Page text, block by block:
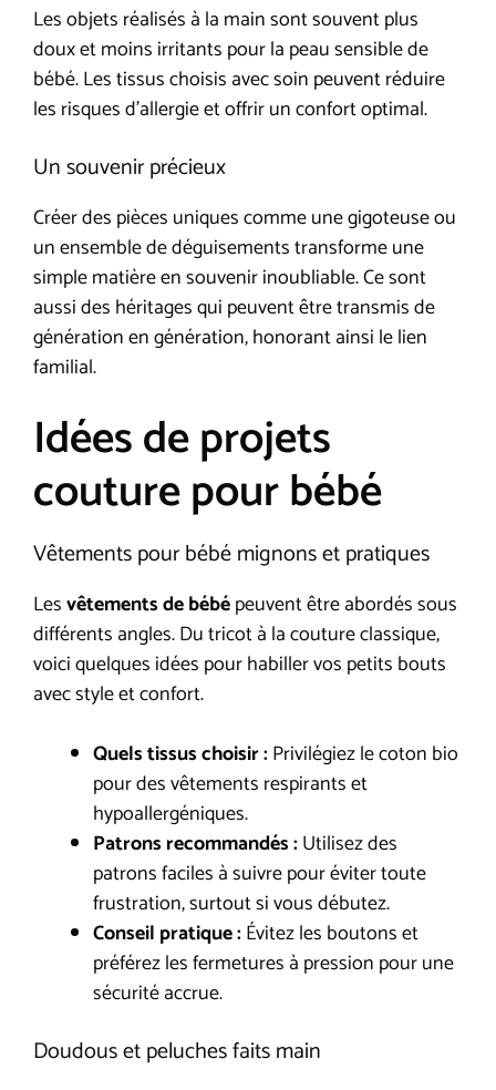
Les objets réalisés à la main sont souvent plus
doux et moins irritants pour la peau sensible de
bébé. Les tissus choisis avec soin peuvent réduire
les risques d’allergie et offrir un confort optimal.
Un souvenir précieux
Créer des pièces uniques comme une gigoteuse ou
un ensemble de déguisements transforme une
simple matière en souvenir inoubliable. Ce sont
aussi des héritages qui peuvent être transmis de
génération en génération, honorant ainsi le lien
familial.
Idées de projets
couture pour bébé
Vêtements pour bébé mignons et pratiques
Lesvêtements de bébépeuvent être abordés sous
différents angles. Du tricot à la couture classique,
voici quelques idées pour habiller vos petits bouts
avec style et confort.
Quels tissus choisir :Privilégiez le coton bio
pour des vêtements respirants et
hypoallergéniques.
Patrons recommandés :Utilisez des
patrons faciles à suivre pour éviter toute
frustration, surtout si vous débutez.
Conseil pratique :Évitez les boutons et
préférez les fermetures à pression pour une
sécurité accrue.
Doudous et peluches faits main